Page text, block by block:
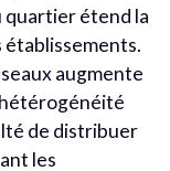
quartier étend la
augmente
de distribuer
les